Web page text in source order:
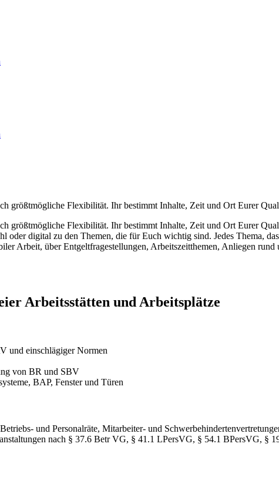
größtmögliche Flexibilität. Ihr bestimmt Inhalte, Zeit und Ort Eurer
größtmögliche Flexibilität. Ihr bestimmt Inhalte, Zeit und Ort Eurer
oder digital zu den Themen, die für Euch wichtig sind. Jedes Thema,
Arbeit, über Entgeltfragestellungen, Arbeitszeitthemen, Anliegen
Arbeitsstätten und Arbeitsplätze
und einschlägiger Normen
von BR und SBV
BAP, Fenster und Türen
und Personalräte, Mitarbeiter- und
nach § 37.6 Betr VG, § 41.1 LPersVG, § 54.1 BPersVG,